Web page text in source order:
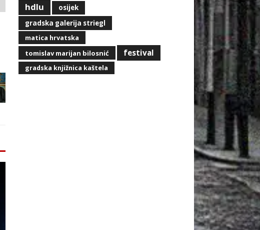
hdlu
osijek
gradska galerija striegl
matica hrvatska
tomislav marijan bilosnić
festival
gradska knjižnica kaštela